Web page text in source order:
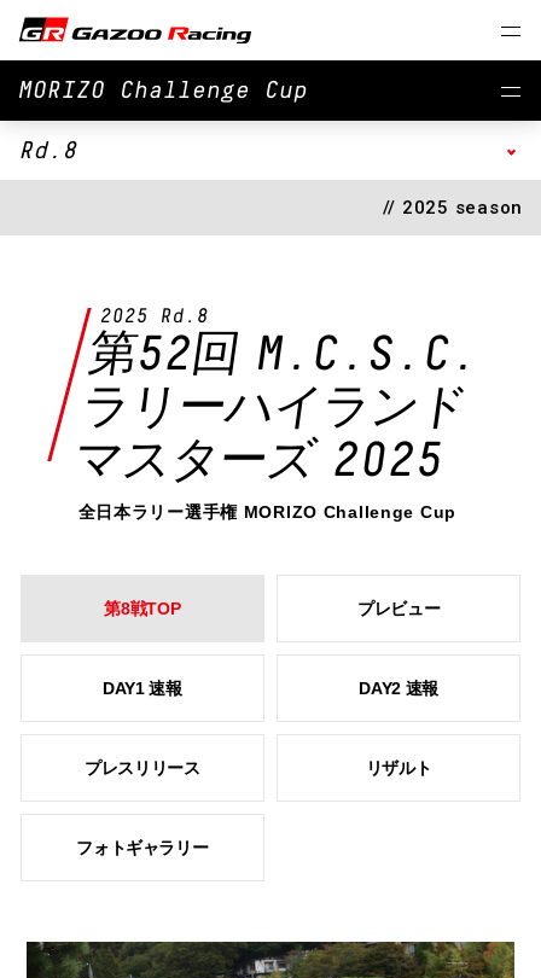
MORIZO Challenge Cup
// 2025 season
Rd.8
2025 Rd.8
第52回 M.C.S.C.
ラリーハイランド
マスターズ 2025
全日本ラリー選手権 MORIZO Challenge Cup
第8戦TOP プレビュー
DAY1 速報 DAY2 速報
プレスリリース リザルト
フォトギャラリー